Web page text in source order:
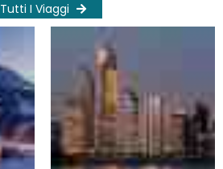
Tutti I Viaggi